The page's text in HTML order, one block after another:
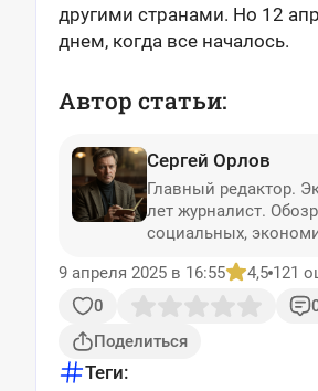
другими странами. Но 12
днем, когда все началось.
Автор статьи:
Сергей Орлов
Главный редактор.
лет журналист.
социальных,
9 апреля 2025 в 16:55
4,5 121
0
Поделиться
Теги: